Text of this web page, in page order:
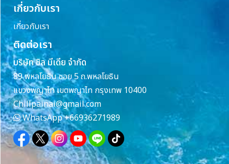
เกี่ยวกับเรา
เกี่ยวกับเรา
ติดต่อเรา
บริษัท ชิล มีเดีย จำกัด
89 พหลโยธิน ซอย 5 ถ.พหลโยธิน
แขวงพญาไท เขตพญาไท กรุงเทพ 10400
Chillpainai@gmail.com
WhatsApp+66936271989